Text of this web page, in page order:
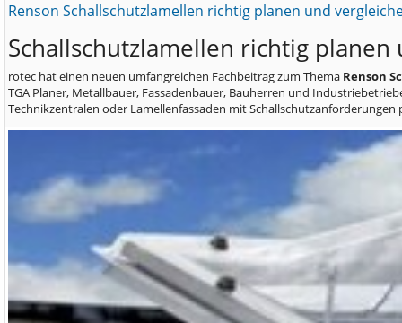
Renson Schallschutzlamellen richtig planen und
Schallschutzlamellen richtig
rotec hat einen neuen umfangreichen Fachbeitrag zum Thema Renson
TGA Planer, Metallbauer, Fassadenbauer, Bauherren und
Technikzentralen oder Lamellenfassaden mit Schallschutzanforderungen